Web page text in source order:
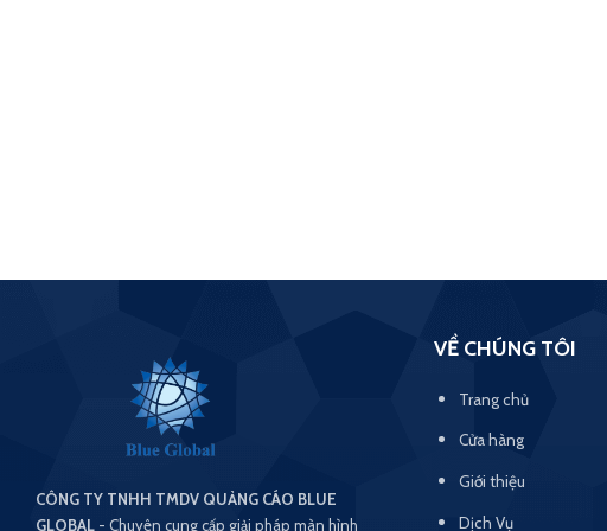
CÔNG TY TNHH TMDV QUẢNG CÁO BLUE
GLOBAL - Chuyên cung cấp giải pháp màn hình
VỀ CHÚNG TÔI
Trang chủ
Cửa hàng
Giới thiệu
Dịch Vụ